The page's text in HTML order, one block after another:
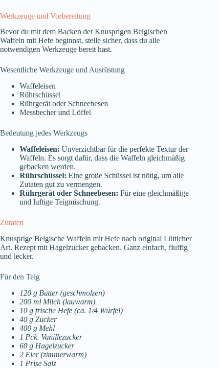
Werkzeuge und Vorbereitung
Bevor du mit dem Backen der Knusprigen Belgischen
Waffeln mit Hefe beginnst, stelle sicher, dass du alle
notwendigen Werkzeuge bereit hast.
Wesentliche Werkzeuge und Ausrüstung
Waffeleisen
Rührschüssel
Rührgerät oder Schneebesen
Messbecher und Löffel
Bedeutung jedes Werkzeugs
Waffeleisen: Unverzichtbar für die perfekte Textur der
Waffeln. Es sorgt dafür, dass die Waffeln gleichmäßig
gebacken werden.
Rührschüssel: Eine große Schüssel ist nötig, um alle
Zutaten gut zu vermengen.
Rührgerät oder Schneebesen: Für eine gleichmäßige
und luftige Teigmischung.
Zutaten
Knusprige Belgische Waffeln mit Hefe nach original Lütticher
Art. Rezept mit Hagelzucker gebacken. Ganz einfach, fluffig
und lecker.
Für den Teig
120 g Butter (geschmolzen)
200 ml Milch (lauwarm)
10 g frische Hefe (ca. 1/4 Würfel)
40 g Zucker
400 g Mehl
1 Pck. Vanillezucker
60 g Hagelzucker
2 Eier (zimmerwarm)
1 Prise Salz